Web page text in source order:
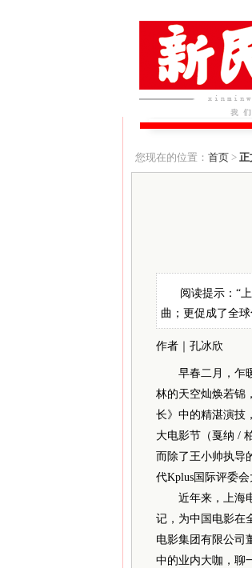
您现在的位置： 首页> 正
阅读提示：“
曲；更促成了全
作者｜孔冰欣
早春二月，乍暖
林的天空灿焕若锦
长》中的精湛演技
大电影节（戛纳 /
而除了王小帅执导
代Kplus国际评委会
近年来，上海电
记，为中国电影在
电影集团有限公司
中的业内大咖，聊